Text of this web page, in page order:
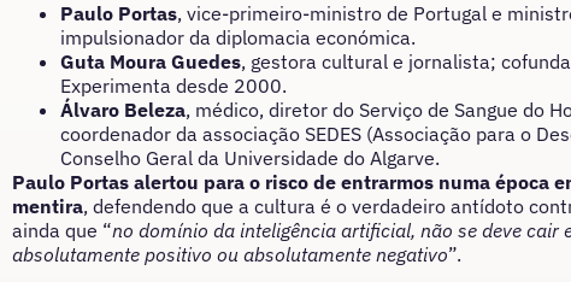
Paulo Portas, vice-primeiro-ministro de Portugal e
impulsionador da diplomacia económica.
Guta Moura Guedes, gestora cultural e jornalista;
Experimenta desde 2000.
Álvaro Beleza, médico, diretor do Serviço de Sangue do
coordenador da associação SEDES (Associação para o
Conselho Geral da Universidade do Algarve.
Paulo Portas alertou para o risco de entrarmos numa época
mentira, defendendo que a cultura é o verdadeiro antídoto
ainda que “no domínio da inteligência artificial, não se deve
absolutamente positivo ou absolutamente negativo”.